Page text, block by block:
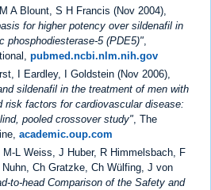
A Blount, S H Francis (Nov 2004),
for higher potency over sildenafil in
phosphodiesterase-5 (PDE5)"
pubmed.ncbi.nlm.nih.gov
I Eardley, I Goldstein (Nov 2006),
sildenafil in the treatment of men with
risk factors for cardiovascular disease:
pooled crossover study" , The
academic.oup.com
L Weiss, J Huber, R Himmelsbach, F
Ch Gratzke, Ch Wülfing, J von
to-head Comparison of the Safety and